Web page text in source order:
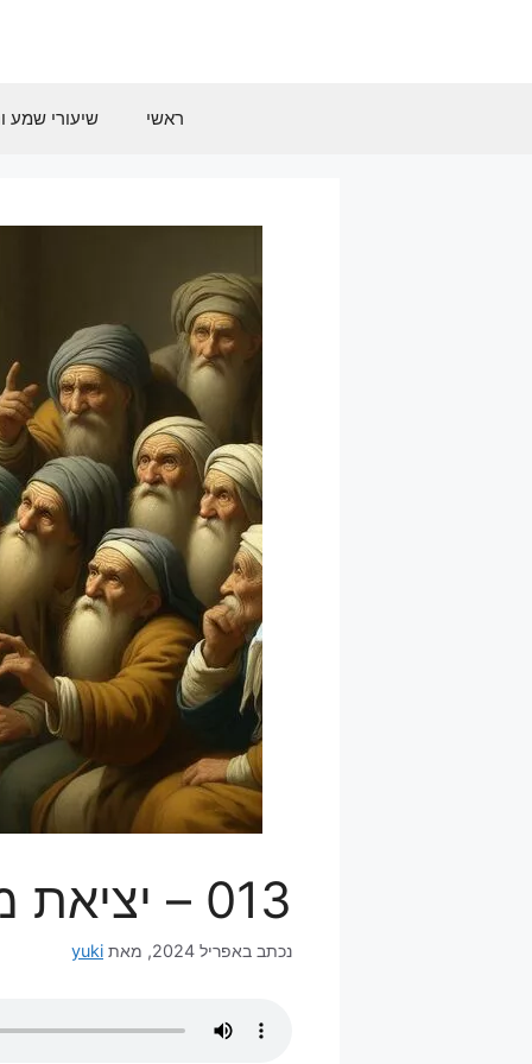
ראשי שיעורי שמע
013 – יציאת מצרים בלילות
אפריל 2024 מאת yuki